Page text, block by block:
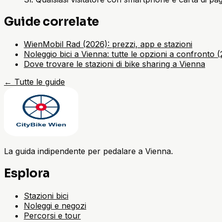
Guide correlate
WienMobil Rad (2026): prezzi, app e stazioni
Noleggio bici a Vienna: tutte le opzioni a confronto
Dove trovare le stazioni di bike sharing a Vienna
← Tutte le guide
La guida indipendente per pedalare a Vienna.
Esplora
Stazioni bici
Noleggi e negozi
Percorsi e tour